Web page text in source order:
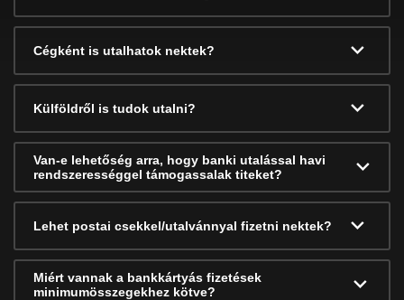
Cégként is utalhatok nektek?
Külföldről is tudok utalni?
Van-e lehetőség arra, hogy banki utalással havi
rendszerességgel támogassalak titeket?
Lehet postai csekkel/utalvánnyal fizetni nektek?
Miért vannak a bankkártyás fizetések
minimumösszegekhez kötve?